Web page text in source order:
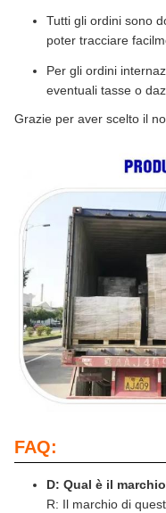
Tutti gli ordini sono
poter tracciare
Per gli ordini
eventuali tasse o
Grazie per aver scelto il
FAQ:
D: Qual è il
R: Il marchio di